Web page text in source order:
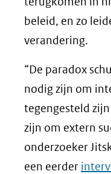
beleid, en zo
verandering.
“De paradox
nodig zijn om
tegengesteld
zijn om extern
onderzoeker
een eerder